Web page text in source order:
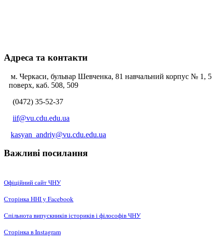
Адреса та контакти
м. Черкаси, бульвар Шевченка, 81 навчальний корпус № 1, 5
поверх, каб. 508, 509
(0472) 35-52-37
iif@vu.cdu.edu.ua
kasyan_andriy@vu.cdu.edu.ua
Важливі посилання
Офіційний сайт ЧНУ
Сторінка ННІ у Facebook
Спільнота випускників істориків і філософів ЧНУ
Сторінка в Instagram